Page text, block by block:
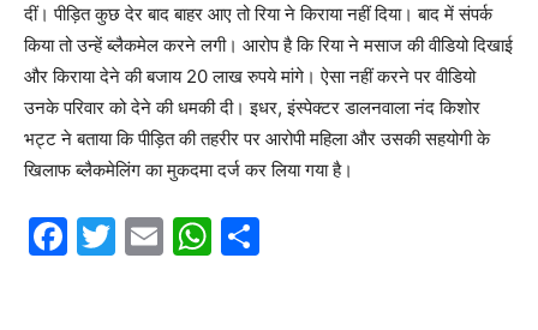
दीं। पीड़ित कुछ देर बाद बाहर आए तो रिया ने किराया नहीं दिया। बाद में संपर्क
किया तो उन्हें ब्लैकमेल करने लगी। आरोप है कि रिया ने मसाज की वीडियो दिखाई
और किराया देने की बजाय 20 लाख रुपये मांगे। ऐसा नहीं करने पर वीडियो
उनके परिवार को देने की धमकी दी। इधर, इंस्पेक्टर डालनवाला नंद किशोर
भट्ट ने बताया कि पीड़ित की तहरीर पर आरोपी महिला और उसकी सहयोगी के
खिलाफ ब्लैकमेलिंग का मुकदमा दर्ज कर लिया गया है।
F
T
E
W